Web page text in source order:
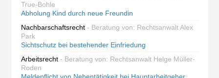
True-Bohle
Abholung Kind durch neue Freundin
Nachbarschaftsrecht - Beratung von: Rechtsanwalt Alex
Park
Sichtschutz bei bestehender Einfriedung
Arbeitsrecht - Beratung von: Rechtsanwalt Helge Müller-
Roden